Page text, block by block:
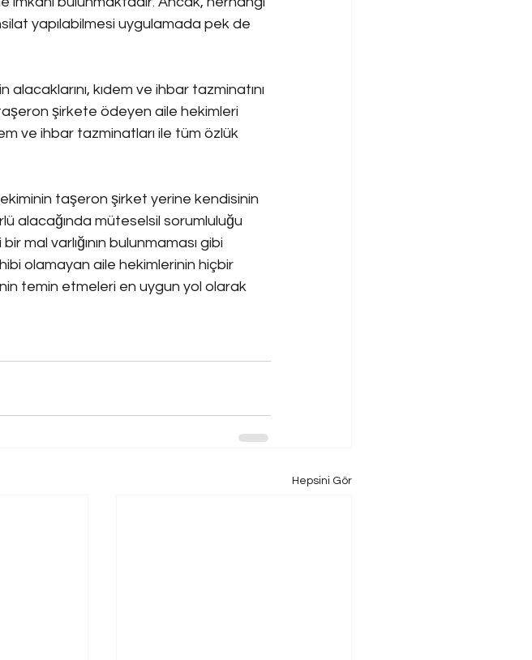
yapılabilmesi uygulamada pek de
alacaklarını, kıdem ve ihbar tazminatını
şirkete ödeyen aile hekimleri
ve ihbar tazminatları ile tüm özlük
taşeron şirket yerine kendisinin
alacağında müteselsil sorumluluğu
mal varlığının bulunmaması gibi
olamayan aile hekimlerinin hiçbir
temin etmeleri en uygun yol olarak
Hepsini Gör